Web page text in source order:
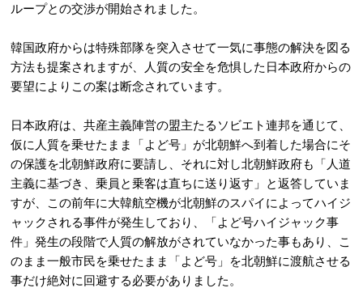
ループとの交渉が開始されました。
韓国政府からは特殊部隊を突入させて一気に事態の解決を図る
方法も提案されますが、人質の安全を危惧した日本政府からの
要望によりこの案は断念されています。
日本政府は、共産主義陣営の盟主たるソビエト連邦を通じて、
仮に人質を乗せたまま「よど号」が北朝鮮へ到着した場合にそ
の保護を北朝鮮政府に要請し、それに対し北朝鮮政府も「人道
主義に基づき、乗員と乗客は直ちに送り返す」と返答していま
すが、この前年に大韓航空機が北朝鮮のスパイによってハイジ
ャックされる事件が発生しており、「よど号ハイジャック事
件」発生の段階で人質の解放がされていなかった事もあり、こ
のまま一般市民を乗せたまま「よど号」を北朝鮮に渡航させる
事だけ絶対に回避する必要がありました。